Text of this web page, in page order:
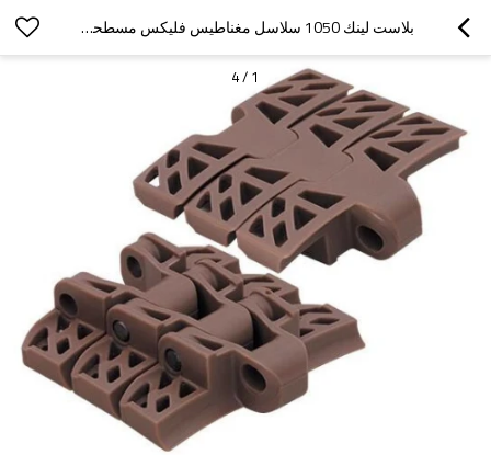
بلاست لينك 1050 سلاسل مغناطيس فليكس مسطحة سلسلة فليكس سلاسل ناقل سلسلة
1
/
4